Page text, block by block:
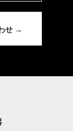
せ →